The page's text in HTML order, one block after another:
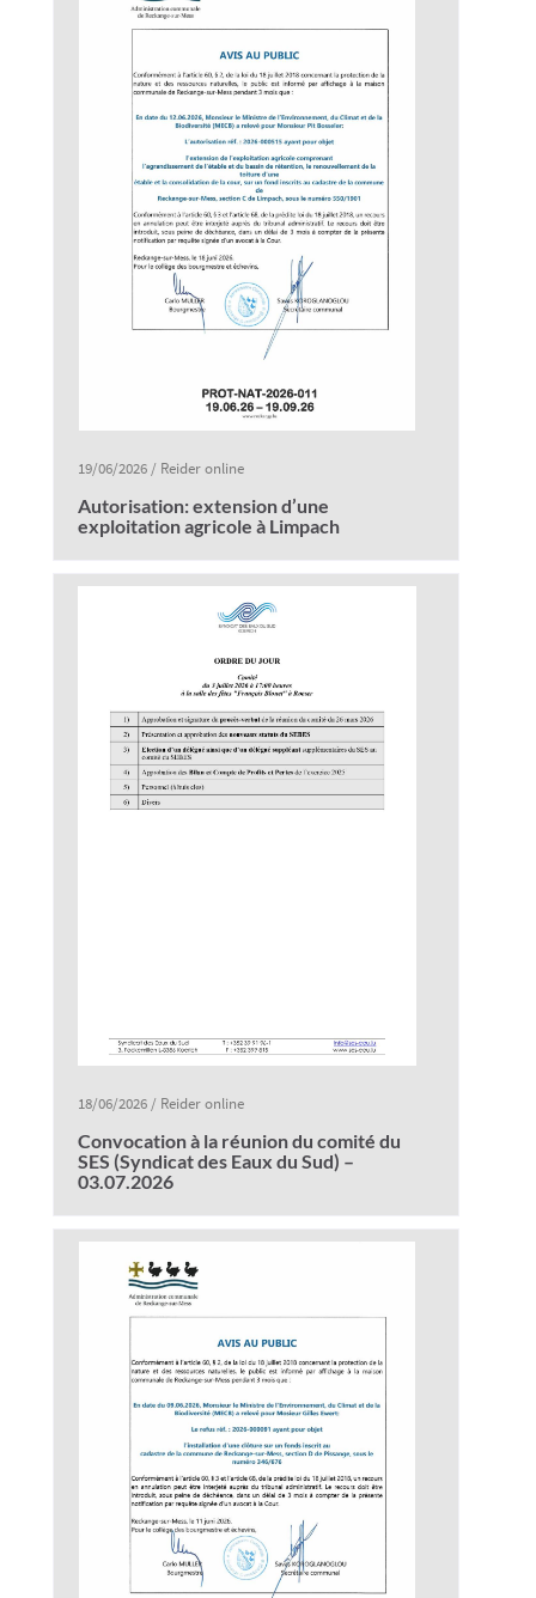
19/06/2026/ Reider online
Autorisation: extension d’une
exploitation agricole à Limpach
18/06/2026/ Reider online
Convocation à la réunion du comité du
SES (Syndicat des Eaux du Sud) –
03.07.2026